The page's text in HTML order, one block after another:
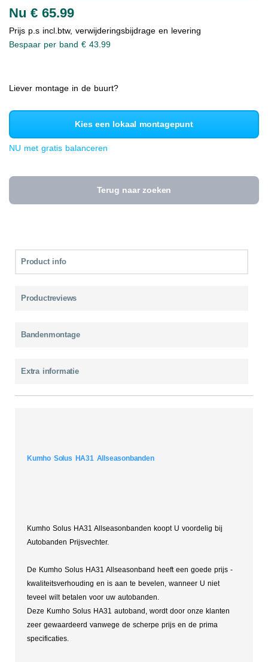
Nu € 65.99
Prijs p.s incl.btw, verwijderingsbijdrage en levering
Bespaar per band € 43.99
Liever montage in de buurt?
Kies een lokaal montagepunt
NU met gratis balanceren
Terug naar zoeken
Product info
Productreviews
Bandenmontage
Extra informatie
Kumho Solus HA31 Allseasonbanden
Kumho Solus HA31 Allseasonbanden koopt U voordelig bij
Autobanden Prijsvechter.
De Kumho Solus HA31 Allseasonband heeft een goede prijs -
kwaliteitsverhouding en is aan te bevelen, wanneer U niet
teveel wilt betalen voor uw autobanden.
Deze Kumho Solus HA31 autoband, wordt door onze klanten
zeer gewaardeerd vanwege de scherpe prijs en de prima
specificaties.